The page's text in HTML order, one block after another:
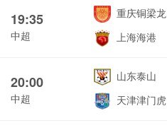
19:35
中超
重庆铜梁龙
上海海港
20:00
中超
山东泰山
天津津门虎